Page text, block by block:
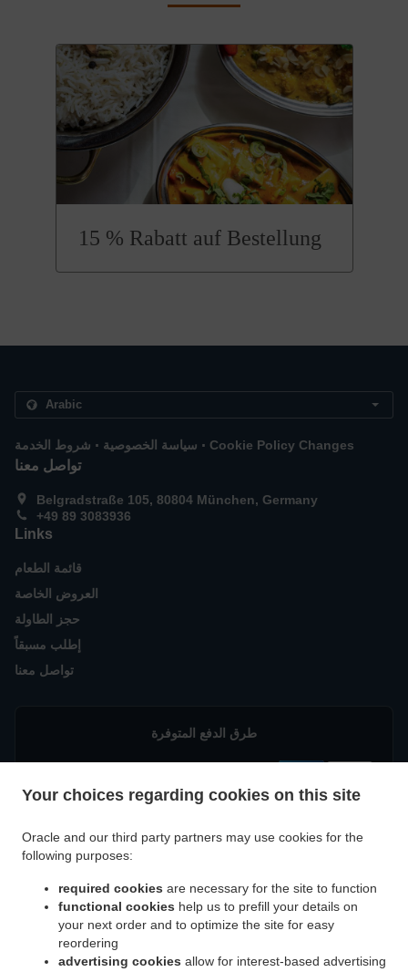
Your choices regarding cookies on this site
Oracle and our third party partners may use cookies for the
following purposes:
required cookies are necessary for the site to function
functional cookies help us to prefill your details on
your next order and to optimize the site for easy
reordering
advertising cookies allow for interest-based advertising
15 % Rabatt auf Bestellung
سياسة الخصوصية . شروط الخدمة . Cookie Policy Changes
تواصل معنا
Belgradstraße 105, 80804 München, Germany
+49 89 3083936
Links
قائمة الطعام
العروض الخاصة
حجز الطاولة
إطلب مسبقاً
تواصل معنا
طرق الدفع المتوفرة
Siedlung . هندي توصيل طعام München Villenkolonie Gern . هندي توصيل طعام München
. هندي توصيل طعام München Schwabing-West
طعام München Milbertshofen-Am Hart
هندي توصيل طعام München Neuhausen-Nymphenburg . هندي توصيل طعام München